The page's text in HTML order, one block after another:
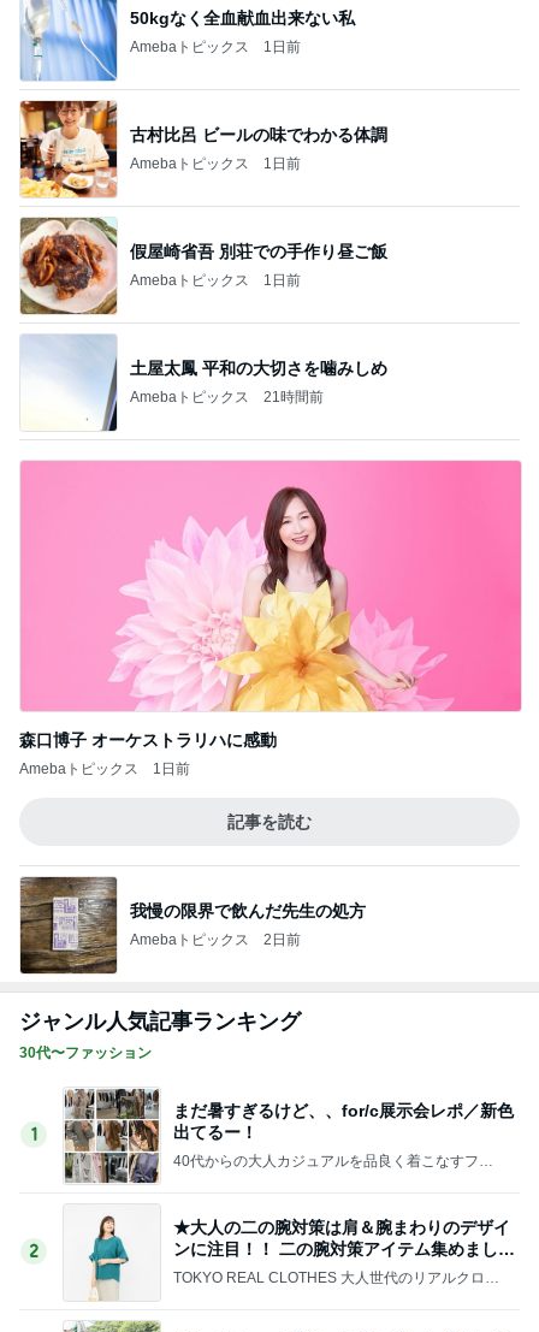
50kgなく全血献血出来ない私
Amebaトピックス 1日前
古村比呂 ビールの味でわかる体調
Amebaトピックス 1日前
假屋崎省吾 別荘での手作り昼ご飯
Amebaトピックス 1日前
土屋太鳳 平和の大切さを噛みしめ
Amebaトピックス 21時間前
森口博子 オーケストラリハに感動
Amebaトピックス 1日前
記事を読む
我慢の限界で飲んだ先生の処方
Amebaトピックス 2日前
ジャンル人気記事ランキング
30代〜ファッション
1
まだ暑すぎるけど、、for/c展示会レポ／新色
出てるー！
40代からの大人カジュアルを品良く着こなすファ
2
★大人の二の腕対策は肩＆腕まわりのデザイ
ンに注目！！ 二の腕対策アイテム集めました
♪
TOKYO REAL CLOTHES 大人世代のリアルクロー